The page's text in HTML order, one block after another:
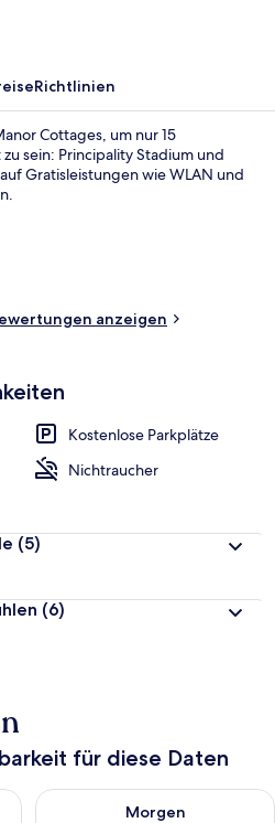
Außenbereich
Richtlinien
Cottages, um nur 15
sein: Principality Stadium und
Gratisleistungen wie WLAN und
anzeigen
Kostenlose Parkplätze
Nichtraucher
(5)
(6)
für diese Daten
heute Nacht, Aug. 9 - Aug.
Morgen
Überprüfe die Verfügbarkeit